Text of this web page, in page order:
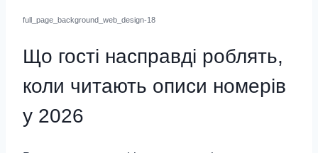
full_page_background_web_design-18
Що гості насправді роблять,
коли читають описи номерів
у 2026